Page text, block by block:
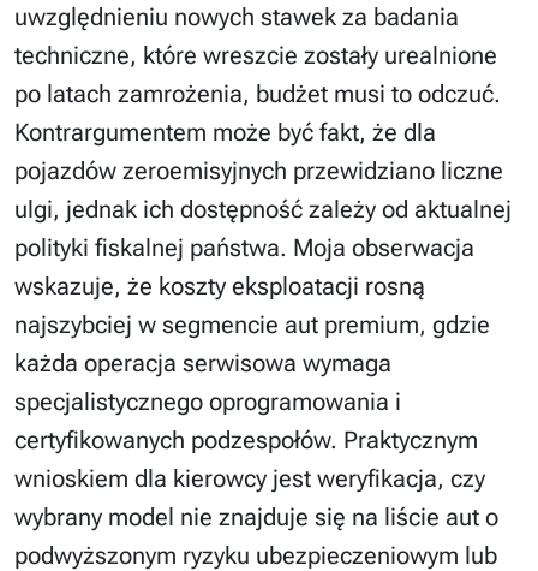
uwzględnieniu nowych stawek za badania
techniczne, które wreszcie zostały urealnione
po latach zamrożenia, budżet musi to odczuć.
Kontrargumentem może być fakt, że dla
pojazdów zeroemisyjnych przewidziano liczne
ulgi, jednak ich dostępność zależy od aktualnej
polityki fiskalnej państwa. Moja obserwacja
wskazuje, że koszty eksploatacji rosną
najszybciej w segmencie aut premium, gdzie
każda operacja serwisowa wymaga
specjalistycznego oprogramowania i
certyfikowanych podzespołów. Praktycznym
wnioskiem dla kierowcy jest weryfikacja, czy
wybrany model nie znajduje się na liście aut o
podwyższonym ryzyku ubezpieczeniowym lub